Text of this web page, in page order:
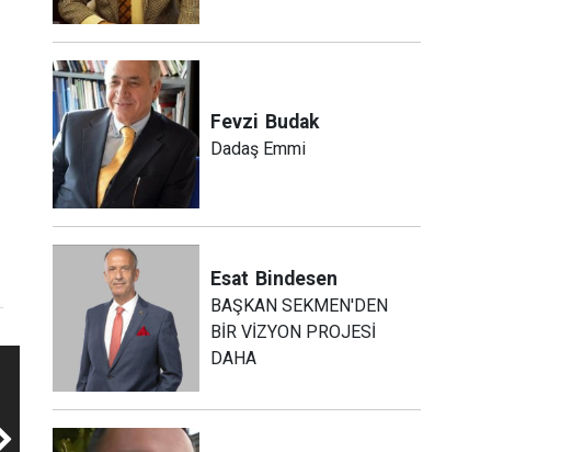
Fevzi Budak
Dadaş Emmi
Esat Bindesen
BAŞKAN SEKMEN'DEN
BİR VİZYON PROJESİ
DAHA